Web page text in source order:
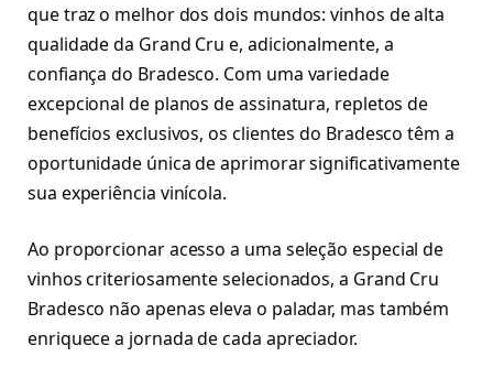
que traz o melhor dos dois mundos: vinhos de alta
qualidade da Grand Cru e, adicionalmente, a
confiança do Bradesco. Com uma variedade
excepcional de planos de assinatura, repletos de
benefícios exclusivos, os clientes do Bradesco têm a
oportunidade única de aprimorar significativamente
sua experiência vinícola.
Ao proporcionar acesso a uma seleção especial de
vinhos criteriosamente selecionados, a Grand Cru
Bradesco não apenas eleva o paladar, mas também
enriquece a jornada de cada apreciador.